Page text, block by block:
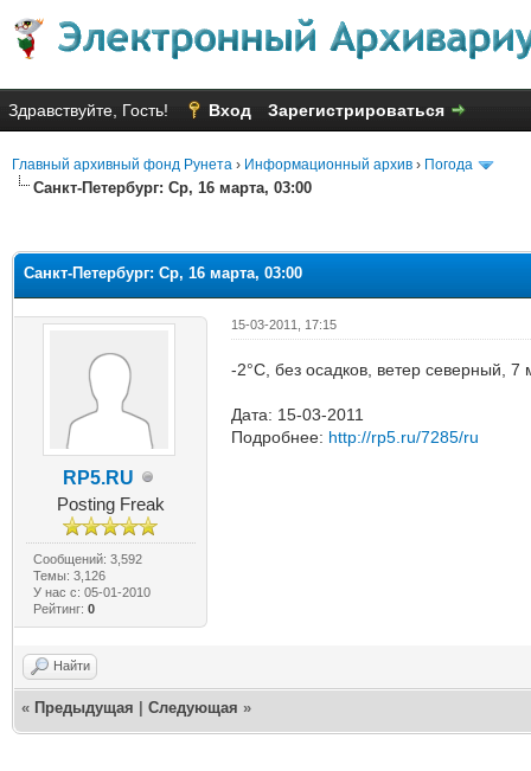
Здравствуйте, Гость! Вход Зарегистрироваться
Главный архивный фонд Рунета › Информационный архив › Погода
Санкт-Петербург: Ср, 16 марта, 03:00
Санкт-Петербург: Ср, 16 марта, 03:00
RP5.RU
Posting Freak
Сообщений: 3,592
Темы: 3,126
У нас с: 05-01-2010
Рейтинг: 0
15-03-2011, 17:15
-2°C, без осадков, ветер северный,
Дата: 15-03-2011
Подробнее: http://rp5.ru/7285/ru
Найти
« Предыдущая Следующая »